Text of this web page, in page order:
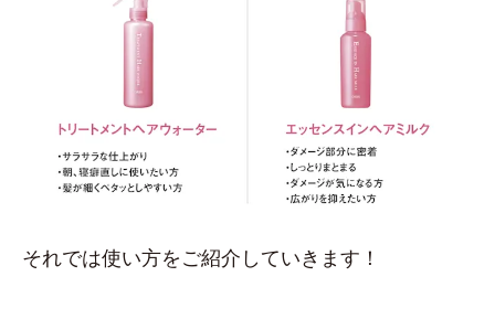
それでは使い方をご紹介していきます！